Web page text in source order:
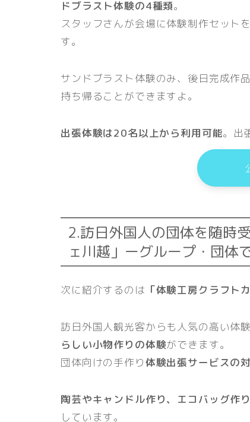
ドブラスト体験の4種類。
スタッフさんが会場に体験制作セット
す。
サンドブラスト体験のみ、後日完成作
持ち帰ることができますよ。
出張体験は20名以上から利用可能。出
2.訪日外国人の団体を随時
ェ川越」ーグループ・団体
次に紹介するのは 「体験工房クラフト
訪日外国人観光客からも人気の高い体
らしい小物作りの体験ができます。
団体向けの手作り体験出張サービスの
陶芸やキャンドル作り、エコバッグ作
しています。